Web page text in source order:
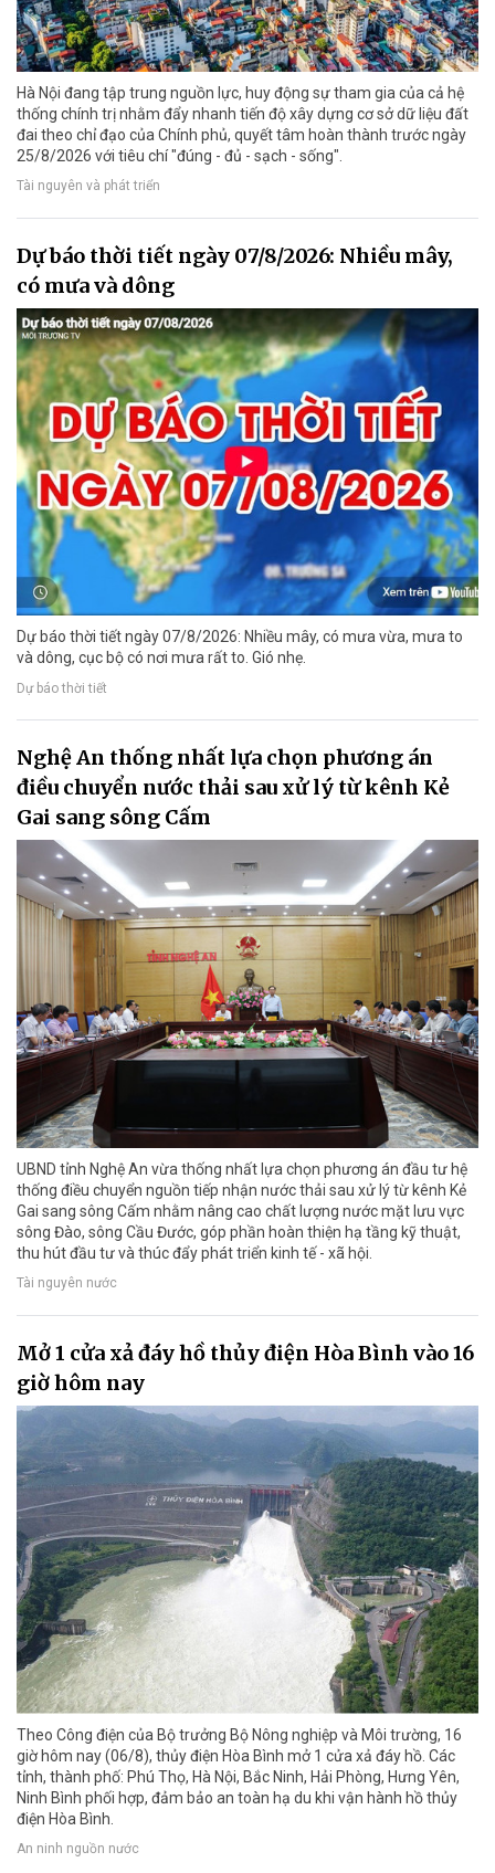
Hà Nội đang tập trung nguồn lực, huy động sự tham gia của cả hệ
thống chính trị nhằm đẩy nhanh tiến độ xây dựng cơ sở dữ liệu đất
đai theo chỉ đạo của Chính phủ, quyết tâm hoàn thành trước ngày
25/8/2026 với tiêu chí "đúng - đủ - sạch - sống".
Tài nguyên và phát triển
Dự báo thời tiết ngày 07/8/2026: Nhiều mây,
có mưa và dông
Dự báo thời tiết ngày 07/8/2026: Nhiều mây, có mưa vừa, mưa to
và dông, cục bộ có nơi mưa rất to. Gió nhẹ.
Dự báo thời tiết
Nghệ An thống nhất lựa chọn phương án
điều chuyển nước thải sau xử lý từ kênh Kẻ
Gai sang sông Cấm
UBND tỉnh Nghệ An vừa thống nhất lựa chọn phương án đầu tư hệ
thống điều chuyển nguồn tiếp nhận nước thải sau xử lý từ kênh Kẻ
Gai sang sông Cấm nhằm nâng cao chất lượng nước mặt lưu vực
sông Đào, sông Cầu Đước, góp phần hoàn thiện hạ tầng kỹ thuật,
thu hút đầu tư và thúc đẩy phát triển kinh tế - xã hội.
Tài nguyên nước
Mở 1 cửa xả đáy hồ thủy điện Hòa Bình vào 16
giờ hôm nay
Theo Công điện của Bộ trưởng Bộ Nông nghiệp và Môi trường, 16
giờ hôm nay (06/8), thủy điện Hòa Bình mở 1 cửa xả đáy hồ. Các
tỉnh, thành phố: Phú Thọ, Hà Nội, Bắc Ninh, Hải Phòng, Hưng Yên,
Ninh Bình phối hợp, đảm bảo an toàn hạ du khi vận hành hồ thủy
điện Hòa Bình.
An ninh nguồn nước